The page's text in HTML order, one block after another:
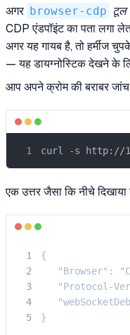
अगर browser-cdp टूल
CDP एंडपॉइंट का पता लगा
अगर यह गायब है, तो हर्मीज
— यह डायग्नोस्टिक देखने के
आप अपने क्रोम की बराबर
curl -s http://
एक उत्तर जैसा कि नीचे
{
"Browser":
"Protocol-
}